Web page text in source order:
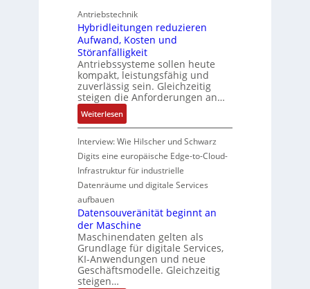
r
a
u
e
U
m
g
e
b
u
n
g
e
n
P
r
o
d
u
k
t
i
o
n
s
a
n
y
s
e
f
ü
r
C
r
i
m
p
w
e
r
e
u
g
e
W
e
g
s
e
n
s
r
b
e
r
w
a
c
h
t
t
h
e
f
f
e
r
m
o
d
u
l
m
i
t
2
0
u
n
d
4
0
A
Antriebstechnik
Hybridleitungen reduzieren
Aufwand, Kosten und
Störanfälligkeit
Antriebssysteme sollen heute
kompakt, leistungsfähig und
zuverlässig sein. Gleichzeitig
steigen die Anforderungen an…
Weiterlesen:
H
y
b
e
i
t
u
n
Interview: Wie Hilscher und Schwarz
Digits eine europäische Edge-to-Cloud-
Infrastruktur für industrielle
Datenräume und digitale Services
aufbauen
Datensouveränität beginnt an
der Maschine
Maschinendaten gelten als
Grundlage für digitale Services,
KI-Anwendungen und neue
Geschäftsmodelle. Gleichzeitig
steigen…